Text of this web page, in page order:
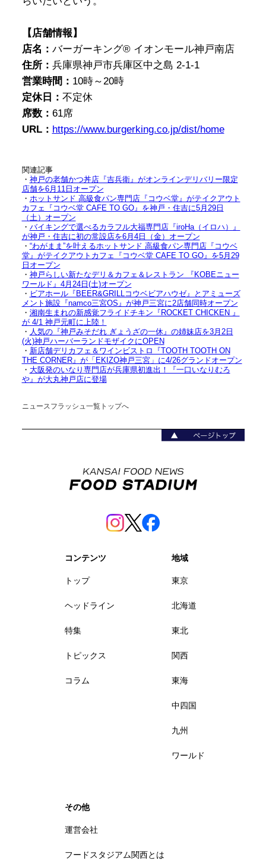
【店舗情報】
店名： バーガーキング® イオンモール神戸南店
住所： 兵庫県神戸市兵庫区中之島 2-1-1
営業時間： 10時～20時
定休日： 不定休
席数： 61席
URL： https://www.burgerking.co.jp/dist/home
関連記事
・ 神戸の老舗かつ丼店『吉兵衛』がオンラインデリバリー限定
店舗を6月11日オープン
・ ホットサンド 高級食パン専門店『コウベ堂』がテイクアウト
カフェ『コウベ堂 CAFE TO GO』を神戸・住吉に5月29日
（土）オープン
・ バイキングで選べるカラフル大福専門店『iroHa（イロハ）』
が神戸・住吉に初の常設店を6月4日（金）オープン
・ “わがまま”を叶えるホットサンド 高級食パン専門店『コウベ
堂』がテイクアウトカフェ『コウベ堂 CAFE TO GO』を5月29
日オープン
・ 神戸らしい新たなデリ＆カフェ＆レストラン 『KOBEニュー
ワールド』4月24日(土)オープン
・ ビアホール『BEER&GRILLコウベビアハウゼ』とアミューズ
メント施設『namco三宮OS』が神戸三宮に2店舗同時オープン
・ 湘南生まれの新感覚フライドチキン『ROCKET CHICKEN 』
が 4/1 神戸元町に上陸！
・ 人気の『神戸みそだれ ぎょうざの一休』の姉妹店を3月2日
(火)神戸ハーバーランドモザイクにOPEN
・ 新店舗デリカフェ＆ワインビストロ『TOOTH TOOTH ON
THE CORNER』が「EKIZO神戸三宮」に4/26グランドオープン
・ 大阪発のいなり専門店が兵庫県初進出！『一口いなりむろ
や』が大丸神戸店に登場
ニュースフラッシュ一覧トップへ
コンテンツ
トップ
ヘッドライン
特集
トピックス
コラム
地域
東京
北海道
東北
関西
東海
中四国
九州
ワールド
その他
運営会社
フードスタジアム関西とは